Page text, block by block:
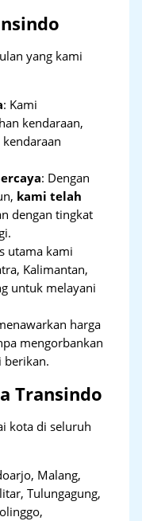
yang kami
: Kami
kendaraan,
: Dengan
kami telah
dengan tingkat
utama kami
Kalimantan,
untuk melayani
harga
mengorbankan
berikan.
Transindo
kota di seluruh
Malang,
Tulungagung,